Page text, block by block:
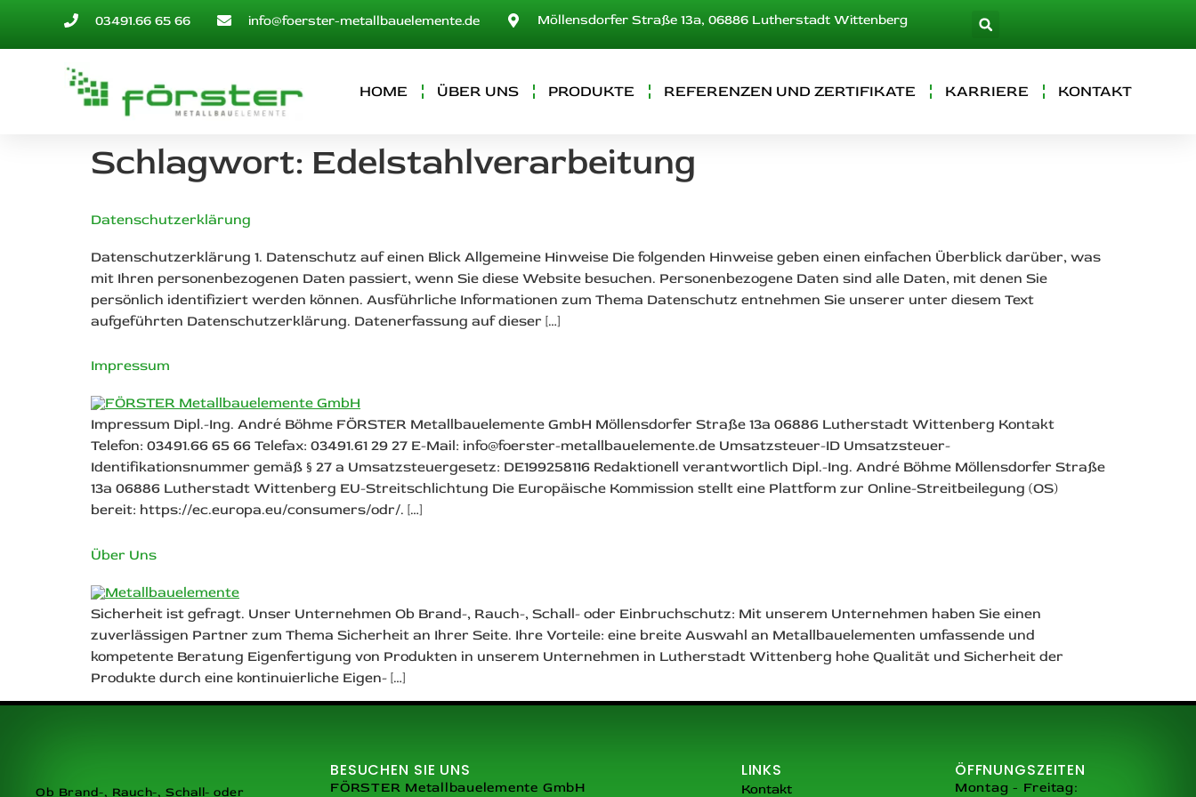
03491.66 65 66 info@foerster-metallbauelemente.de Möllensdorfer Straße 13a, 06886 Lutherstadt Wittenberg
HOME ÜBER UNS PRODUKTE REFERENZEN UND ZERTIFIKATE KARRIERE KONTAKT
Schlagwort: Edelstahlverarbeitung
Datenschutzerklärung
Datenschutz­erklärung 1. Datenschutz auf einen Blick Allgemeine Hinweise Die folgenden Hinweise geben einen einfachen Überblick darüber, was
mit Ihren personenbezogenen Daten passiert, wenn Sie diese Website besuchen. Personenbezogene Daten sind alle Daten, mit denen Sie
persönlich identifiziert werden können. Ausführliche Informationen zum Thema Datenschutz entnehmen Sie unserer unter diesem Text
aufgeführten Datenschutzerklärung. Datenerfassung auf dieser […]
Impressum
Impressum Dipl.-Ing. André Böhme FÖRSTER Metallbauelemente GmbH Möllensdorfer Straße 13a 06886 Lutherstadt Wittenberg Kontakt
Telefon: 03491.66 65 66 Telefax: 03491.61 29 27 E-Mail: info@foerster-metallbauelemente.de Umsatzsteuer-ID Umsatzsteuer-
Identifikationsnummer gemäß § 27 a Umsatzsteuergesetz: DE199258116 Redaktionell verantwortlich Dipl.-Ing. André Böhme Möllensdorfer Straße
13a 06886 Lutherstadt Wittenberg EU-Streitschlichtung Die Europäische Kommission stellt eine Plattform zur Online-Streitbeilegung (OS)
bereit: https://ec.europa.eu/consumers/odr/. […]
Über Uns
Sicherheit ist gefragt. Unser Unternehmen Ob Brand-, Rauch-, Schall- oder Einbruchschutz: Mit unserem Unternehmen haben Sie einen
zuverlässigen Partner zum Thema Sicherheit an Ihrer Seite. Ihre Vorteile: eine breite Auswahl an Metallbauelementen umfassende und
kompetente Beratung Eigenfertigung von Produkten in unserem Unternehmen in Lutherstadt Wittenberg hohe Qualität und Sicherheit der
Produkte durch eine kontinuierliche Eigen- […]
Ob Brand-, Rauch-, Schall- oder
BESUCHEN SIE UNS
FÖRSTER Metallbauelemente GmbH
LINKS
Kontakt
ÖFFNUNGSZEITEN
Montag - Freitag: